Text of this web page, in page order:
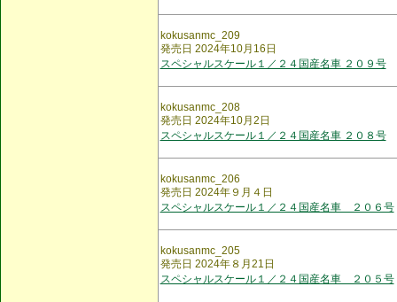
kokusanmc_209
発売日 2024年10月16日
スペシャルスケール１／２４国産名車 ２０９号
kokusanmc_208
発売日 2024年10月2日
スペシャルスケール１／２４国産名車 ２０８号
kokusanmc_206
発売日 2024年９月４日
スペシャルスケール１／２４国産名車 ２０６号
kokusanmc_205
発売日 2024年８月21日
スペシャルスケール１／２４国産名車 ２０５号